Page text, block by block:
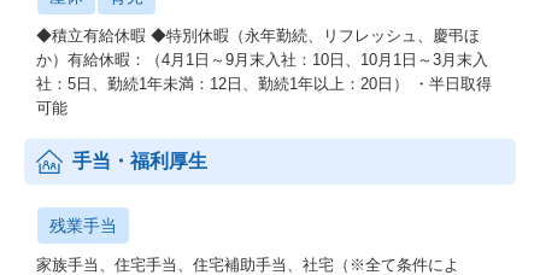
◆積立有給休暇 ◆特別休暇（永年勤続、リフレッシュ、慶弔ほ
か）有給休暇：（4月1日～9月末入社：10日、10月1日～3月末入
社：5日、勤続1年未満：12日、勤続1年以上：20日） ・半日取得
可能
手当・福利厚生
残業手当
家族手当、住宅手当、住宅補助手当、社宅（※全て条件によ